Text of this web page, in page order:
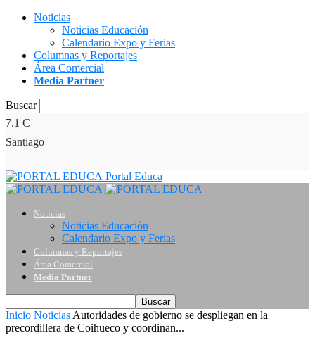
Noticias
Noticias Educación
Calendario Expo y Ferias
Columnas y Reportajes
Área Comercial
Media Partner
Buscar
7.1 C
Santiago
Portal Educa
Noticias
Noticias Educación
Calendario Expo y Ferias
Columnas y Reportajes
Área Comercial
Media Partner
Inicio Noticias Autoridades de gobierno se despliegan en la
precordillera de Coihueco y coordinan...